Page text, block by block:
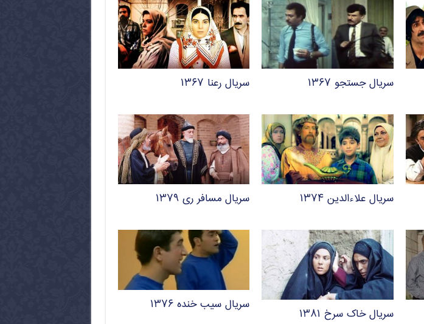
سریال جستجو ۱۳۶۷ سریال رعنا ۱۳۶۷
سریال علاءالدین ۱۳۷۴ سریال مسافر ری ۱۳۷۹
سریال خاک سرخ ۱۳۸۱
سریال سیب خنده ۱۳۷۶